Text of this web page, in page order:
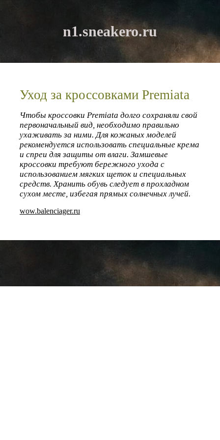
n1.sneakero.ru
Уход за кроссовками Premiata
Чтобы кроссовки Premiata долго сохраняли свой
первоначальный вид, необходимо правильно
ухаживать за ними. Для кожаных моделей
рекомендуется использовать специальные крема
и спреи для защиты от влаги. Замшевые
кроссовки требуют бережного ухода с
использованием мягких щеток и специальных
средств. Хранить обувь следует в прохладном
сухом месте, избегая прямых солнечных лучей.
wow.balenciager.ru